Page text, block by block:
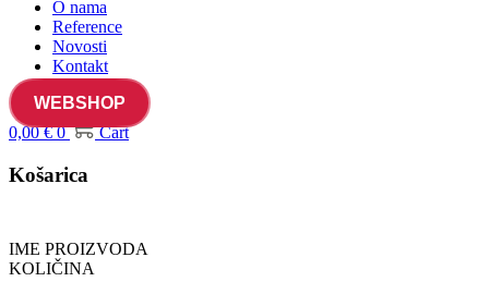
O nama
Reference
Novosti
Kontakt
WEBSHOP
0,00€ 0 Cart
Košarica
IME PROIZVODA
KOLIČINA